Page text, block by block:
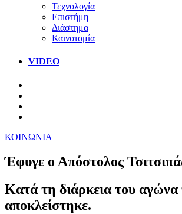
Τεχνολογία
Επιστήμη
Διάστημα
Καινοτομία
VIDEO
ΚΟΙΝΩΝΙΑ
Έφυγε ο Απόστολος
Κατά τη διάρκεια του αγώνα
αποκλείστηκε.